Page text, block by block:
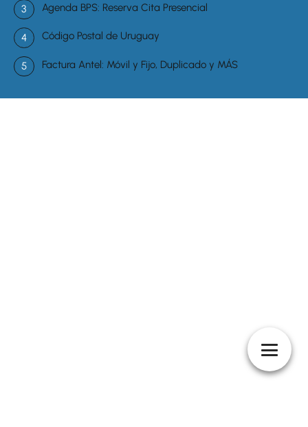
Agenda BPS: Reserva Cita Presencial
Código Postal de Uruguay
Factura Antel: Móvil y Fijo, Duplicado y MÁS